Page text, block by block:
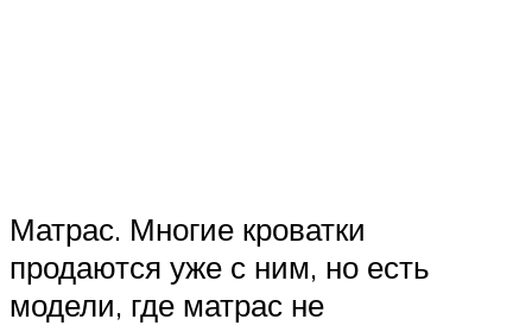
Матрас. Многие кроватки
продаются уже с ним, но есть
модели, где матрас не